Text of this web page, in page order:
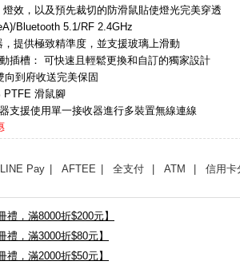
效，以及預先裁切的防滑鼠貼使燈光完美穿透
Bluetooth 5.1/RF 2.4GHz
提供極致精準度，並支援玻璃上滑動
插槽： 可快速且輕鬆更換和自訂的獨家設計
向到府收送完美保固
PTFE 滑鼠腳
支援使用單一接收器進行多裝置無線連線
Pay | AFTEE | 全支付 | ATM
| 信用卡
禮，滿8000折$200元】
禮，滿3000折$80元】
禮，滿2000折$50元】